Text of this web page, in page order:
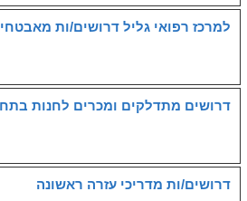
למרכז רפואי גליל דרושים/ות
דרושים מתדלקים ומכרים לחנות
דרושים/ות מדריכי עזרה ראשונה